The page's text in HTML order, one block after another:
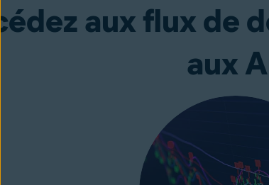
aux flux de
aux